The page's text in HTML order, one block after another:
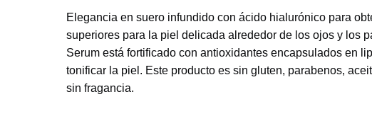
Elegancia en suero infundido con ácido hialurónico para
superiores para la piel delicada alrededor de los ojos y los
Serum está fortificado con antioxidantes encapsulados en
tonificar la piel. Este producto es sin gluten, parabenos,
sin fragancia.